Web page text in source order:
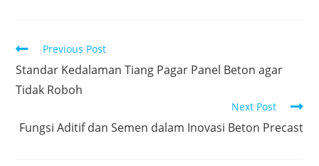
Previous Post
Standar Kedalaman Tiang Pagar Panel Beton agar
Tidak Roboh
Next Post
Fungsi Aditif dan Semen dalam Inovasi Beton Precast